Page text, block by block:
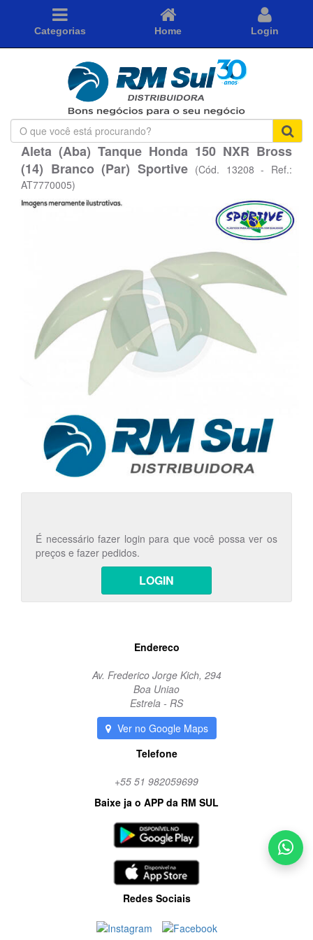
Categorias Home Login
O
que
você
está
procurando?
Aleta (Aba) Tanque Honda 150 NXR Bross
(14) Branco (Par) Sportive (Cód. 13208 - Ref.:
AT7770005)
É necessário fazer login para que você possa ver os
preços e fazer pedidos.
LOGIN
Endereco
Av. Frederico Jorge Kich, 294
Boa Uniao
Estrela - RS
Ver no Google Maps
Telefone
+55 51 982059699
Baixe ja o APP da RM SUL
Redes Sociais